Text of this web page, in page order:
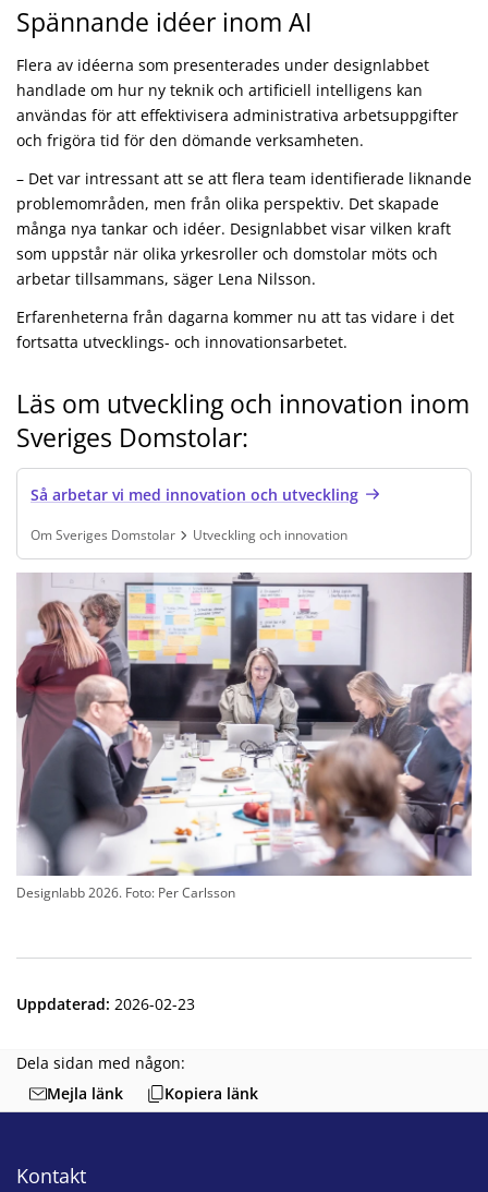
Spännande idéer inom AI
Flera av idéerna som presenterades under designlabbet
handlade om hur ny teknik och artificiell intelligens kan
användas för att effektivisera administrativa arbetsuppgifter
och frigöra tid för den dömande verksamheten.
– Det var intressant att se att flera team identifierade liknande
problemområden, men från olika perspektiv. Det skapade
många nya tankar och idéer. Designlabbet visar vilken kraft
som uppstår när olika yrkesroller och domstolar möts och
arbetar tillsammans, säger Lena Nilsson.
Erfarenheterna från dagarna kommer nu att tas vidare i det
fortsatta utvecklings- och innovationsarbetet.
Läs om utveckling och innovation inom
Sveriges Domstolar:
Så arbetar vi med innovation och utveckling
Om Sveriges Domstolar
Utveckling och innovation
Finns under:Om Sveriges Domstolar, Utveckling och innovation.
Designlabb 2026. Foto: Per Carlsson
Uppdaterad: 2026-02-23
Dela sidan med någon:
Mejla länk
Kopiera länk
Kontakt